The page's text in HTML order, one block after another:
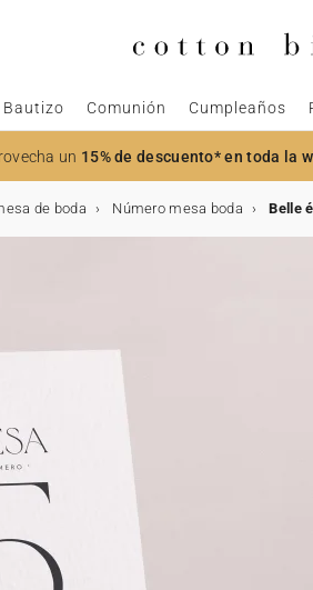
Bautizo Comunión Cumpleaños
un 15% de descuento* en toda la
de boda Número mesa boda Belle